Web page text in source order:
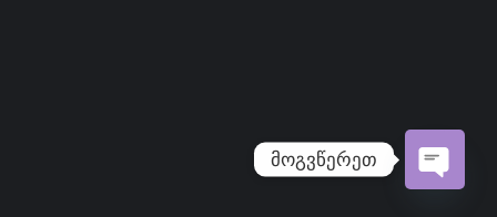
მოგვწერეთ